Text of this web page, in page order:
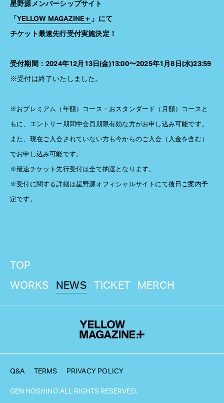
星野源メンバーシップサイト
「 YELLOW MAGAZINE＋ 」にて
チケット最速先行受付実施決定！
受付期間： 2024年12月13日(金)13:00〜2025年1月8日(水)23:59
※受付は終了いたしました。
※おプレミアム（年額）コース・おスタンダード（月額）コースと
もに、エントリー期間中会員期限有効な方がお申し込み可能です。
また、現在ご入会されていない方も今からのご入会（入金を含む）
でお申し込み可能です。
※最速チケット先行受付は全て抽選となります。
※受付に関する詳細は星野源オフィシャルサイトにて後日ご案内予
定です。
TOP
WORKS
NEWS TICKET MERCH
Q&A TERMS PRIVACY POLICY
GEN HOSHINO ALL RIGHTS RESERVED.